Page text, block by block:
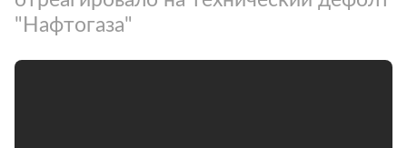
"Нафтогаза"